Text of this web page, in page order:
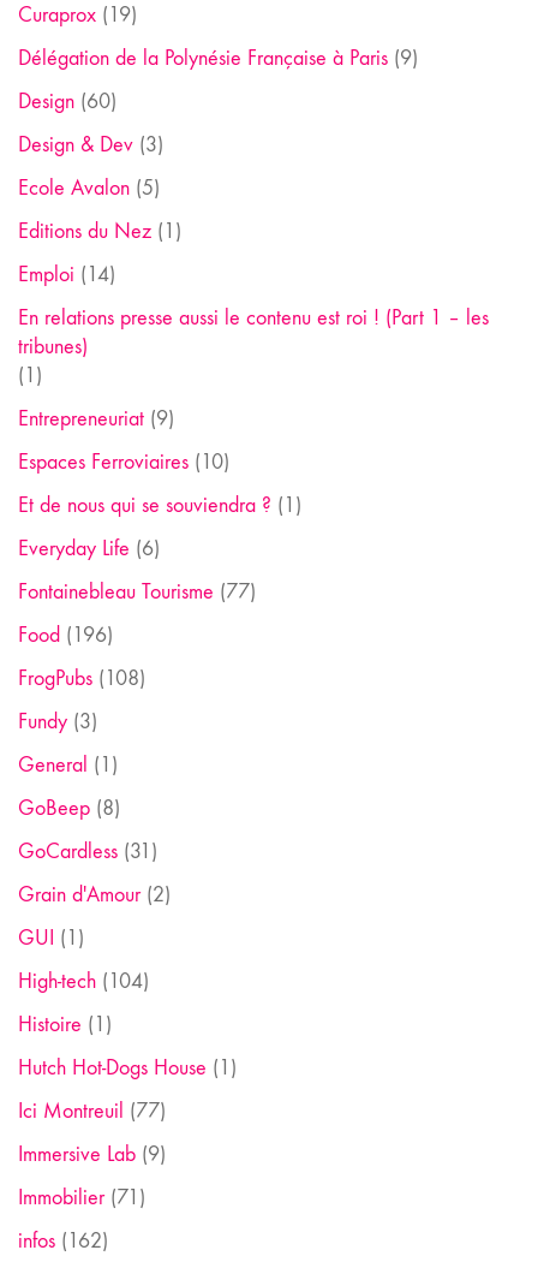
Curaprox (19)
Délégation de la Polynésie Française à Paris (9)
Design (60)
Design & Dev (3)
Ecole Avalon (5)
Editions du Nez (1)
Emploi (14)
En relations presse aussi le contenu est roi ! (Part 1 – les
tribunes)
(1)
Entrepreneuriat (9)
Espaces Ferroviaires (10)
Et de nous qui se souviendra ? (1)
Everyday Life (6)
Fontainebleau Tourisme (77)
Food (196)
FrogPubs (108)
Fundy (3)
General (1)
GoBeep (8)
GoCardless (31)
Grain d'Amour(2)
GUI (1)
High-tech (104)
Histoire (1)
Hutch Hot-Dogs House (1)
Ici Montreuil (77)
Immersive Lab (9)
Immobilier(71)
infos (162)